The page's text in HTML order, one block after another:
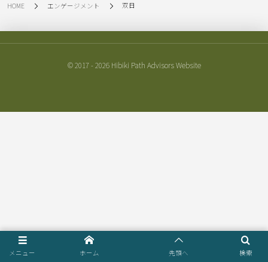
HOME エンゲージメント 双日
© 2017 - 2026 Hibiki Path Advisors Website
メニュー 検索
ホーム 先頭へ